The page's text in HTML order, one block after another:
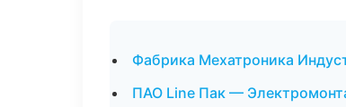
Фабрика Мехатроника
ПАО Line Пак —